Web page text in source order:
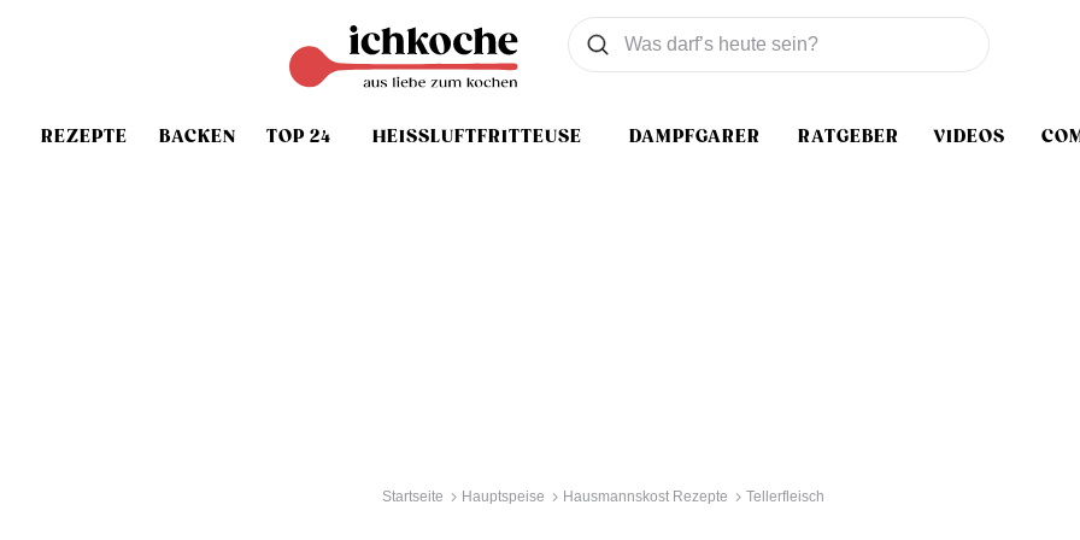
REZEPTE BACKEN TOP 24 HEISSLUFTFRITTEUSE DAMPFGARER RATGEBER VIDEOS
Was wollen Sie suchen
Suchen
Startseite Hauptspeise Hausmannskost Rezepte Tellerfleisch